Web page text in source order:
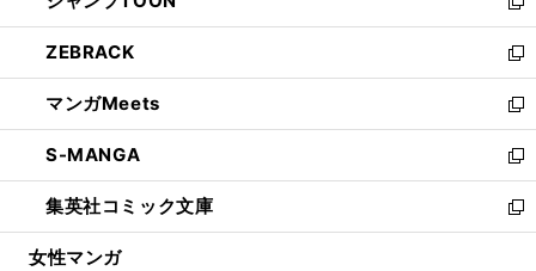
開
く
ウ
で
開
く
ン
ド
ウ
で
開
く
い
ウ
ィ
ン
ド
ウ
で
開
く
新
し
い
ウ
ィ
ン
ド
ウ
で
開
ZEBRACK
新
し
い
ウ
ィ
ン
ド
ウ
マンガMeets
新
し
い
ウ
ィ
ン
S-MANGA
新
し
い
ウ
集英社コミック文庫
新
し
女性マンガ